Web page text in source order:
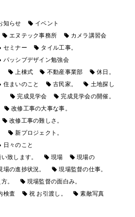
知らせ
イベント
エヌテック事務所
カメラ講習会
セミナー
タイル工事。
パッシブデザイン勉強会
上棟式 不動産事業部
休日。
住まいのこと 古民家。
土地探し
完成見学会
完成見学会の開催。
改修工事の大事な事。
改修工事の難しさ。
新プロジェクト。
日々のこと
致します。
現場
現場の
場の進捗状況。
現場監督の仕事。
。
現場監督の面白み。
検査 祝 お引渡し。
素敵写真